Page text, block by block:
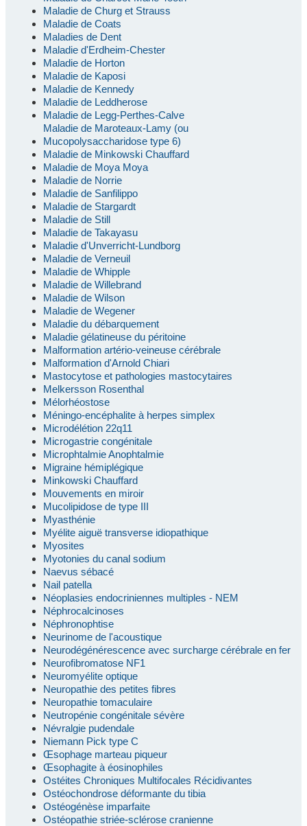
Maladie de Churg et Strauss
Maladie de Coats
Maladies de Dent
Maladie d'Erdheim-Chester
Maladie de Horton
Maladie de Kaposi
Maladie de Kennedy
Maladie de Leddherose
Maladie de Legg-Perthes-Calve
Maladie de Maroteaux-Lamy (ou
Mucopolysaccharidose type 6)
Maladie de Minkowski Chauffard
Maladie de Moya Moya
Maladie de Norrie
Maladie de Sanfilippo
Maladie de Stargardt
Maladie de Still
Maladie de Takayasu
Maladie d'Unverricht-Lundborg
Maladie de Verneuil
Maladie de Whipple
Maladie de Willebrand
Maladie de Wilson
Maladie de Wegener
Maladie du débarquement
Maladie gélatineuse du péritoine
Malformation artério-veineuse cérébrale
Malformation d'Arnold Chiari
Mastocytose et pathologies mastocytaires
Melkersson Rosenthal
Mélorhéostose
Méningo-encéphalite à herpes simplex
Microdélétion 22q11
Microgastrie congénitale
Microphtalmie Anophtalmie
Migraine hémiplégique
Minkowski Chauffard
Mouvements en miroir
Mucolipidose de type III
Myasthénie
Myélite aiguë transverse idiopathique
Myosites
Myotonies du canal sodium
Naevus sébacé
Nail patella
Néoplasies endocriniennes multiples - NEM
Néphrocalcinoses
Néphronophtise
Neurinome de l'acoustique
Neurodégénérescence avec surcharge cérébrale en fer
Neurofibromatose NF1
Neuromyélite optique
Neuropathie des petites fibres
Neuropathie tomaculaire
Neutropénie congénitale sévère
Névralgie pudendale
Niemann Pick type C
Œsophage marteau piqueur
Œsophagite à éosinophiles
Ostéites Chroniques Multifocales Récidivantes
Ostéochondrose déformante du tibia
Ostéogénèse imparfaite
Ostéopathie striée-sclérose cranienne